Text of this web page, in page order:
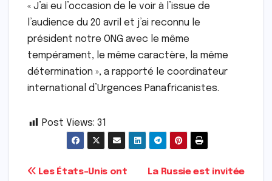
« J’ai eu l’occasion de le voir à l’issue de
l’audience du 20 avril et j’ai reconnu le
président notre ONG avec le même
tempérament, le même caractère, la même
détermination », a rapporté le coordinateur
international d’Urgences Panafricanistes.
Post Views: 31
Navigation
La Russie est invitée
Les États-Unis ont